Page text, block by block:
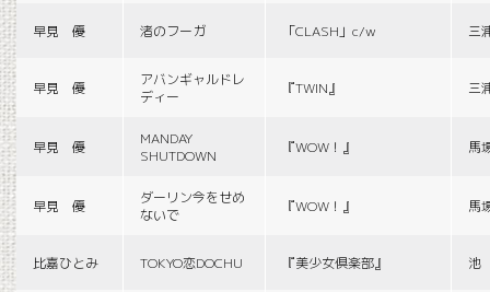
早見 優 渚のフーガ 「CLASH」c/w 三
早見 優
アバンギャルドレ
ディー
『TWIN』 三
早見 優
MANDAY
SHUTDOWN
『WOW！』 馬
早見 優
ダーリン今をせめ
ないで
『WOW！』 馬
比嘉ひとみ TOKYO恋DOCHU 『美少女倶楽部』 池